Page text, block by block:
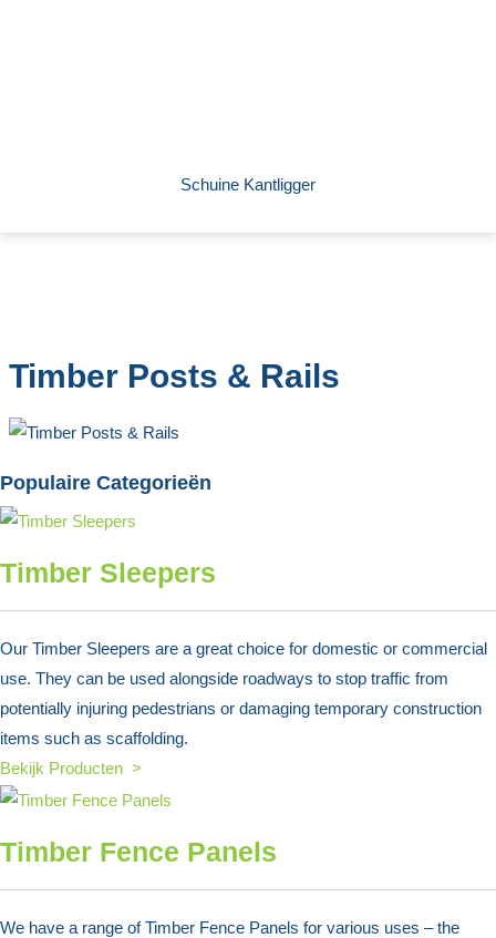
Schuine Kantligger
Timber Posts & Rails
Populaire Categorieën
Timber Sleepers
Our Timber Sleepers are a great choice for domestic or commercial
use. They can be used alongside roadways to stop traffic from
potentially injuring pedestrians or damaging temporary construction
items such as scaffolding.
Bekijk Producten >
Timber Fence Panels
We have a range of Timber Fence Panels for various uses – the